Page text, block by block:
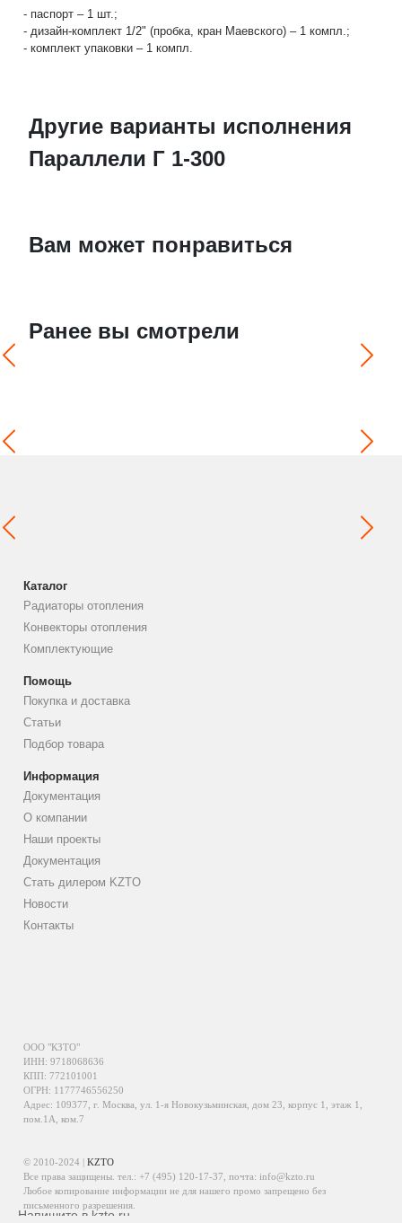
- паспорт – 1 шт.;
- дизайн-комплект 1/2" (пробка, кран Маевского) – 1 компл.;
- комплект упаковки – 1 компл.
Другие варианты исполнения
Параллели Г 1-300
Вам может понравиться
Ранее вы смотрели
Каталог
Радиаторы отопления
Конвекторы отопления
Комплектующие
Помощь
Покупка и доставка
Статьи
Подбор товара
Информация
Документация
О компании
Наши проекты
Документация
Стать дилером KZTO
Новости
Контакты
ООО "КЗТО"
ИНН: 9718068636
КПП: 772101001
ОГРН: 1177746556250
Адрес: 109377, г. Москва, ул. 1-я Новокузьминская, дом 23, корпус 1, этаж 1,
пом.1А, ком.7
© 2010-2024 |KZTO
Все права защищены. тел.: +7 (495) 120-17-37 , почта: info@kzto.ru
Любое копирование информации не для нашего промо запрещено без
письменного разрешения.
Информация, размещенная на сайте, не является публичной офертой.
Напишите в kzto.ru